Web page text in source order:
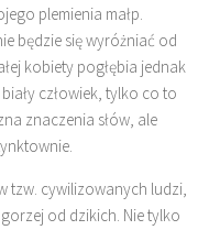
plemienia małp.
będzie się wyróżniać od
kobiety pogłębia jednak
człowiek, tylko co to
znaczenia słów, ale
tzw. cywilizowanych ludzi,
od dzikich. Nie tylko